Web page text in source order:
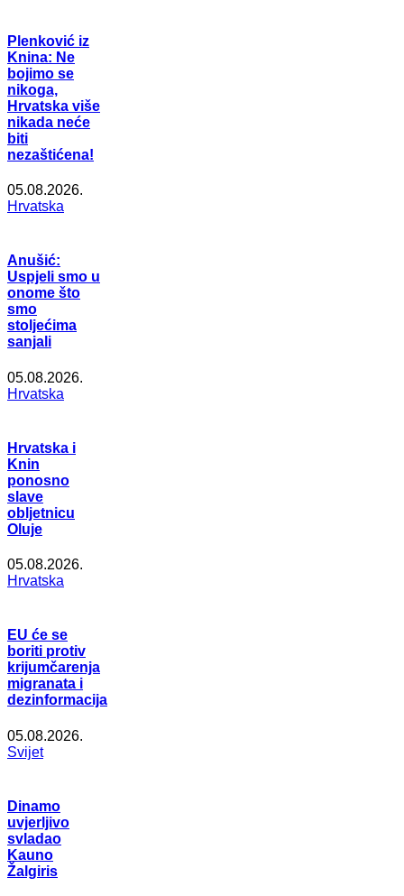
Plenković iz
Knina: Ne
bojimo se
nikoga,
Hrvatska više
nikada neće
biti
nezaštićena!
05.08.2026.
Hrvatska
Anušić:
Uspjeli smo u
onome što
smo
stoljećima
sanjali
05.08.2026.
Hrvatska
Hrvatska i
Knin
ponosno
slave
obljetnicu
Oluje
05.08.2026.
Hrvatska
EU će se
boriti protiv
krijumčarenja
migranata i
dezinformacija
05.08.2026.
Svijet
Dinamo
uvjerljivo
svladao
Kauno
Žalgiris